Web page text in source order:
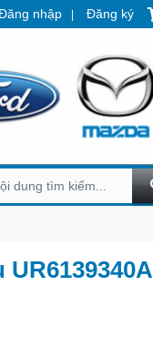
nhập Đăng ký
UR6139340A